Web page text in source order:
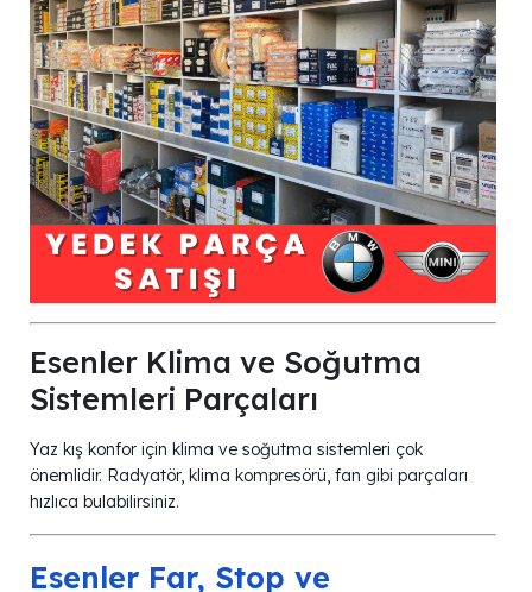
Esenler Klima ve Soğutma
Sistemleri Parçaları
Yaz kış konfor için klima ve soğutma sistemleri çok
önemlidir. Radyatör, klima kompresörü, fan gibi parçaları
hızlıca bulabilirsiniz.
Esenler Far, Stop ve